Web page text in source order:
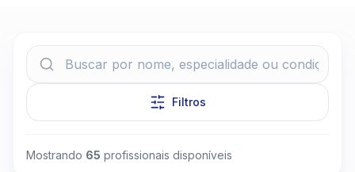
Filtros
Mostrando 65 profissionais disponíveis